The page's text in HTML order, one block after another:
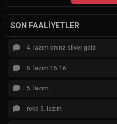
SON FAALIYETLER
4. lazım bronz silver gold
5. lazım 15-16
5. lazım
reko 5. lazım